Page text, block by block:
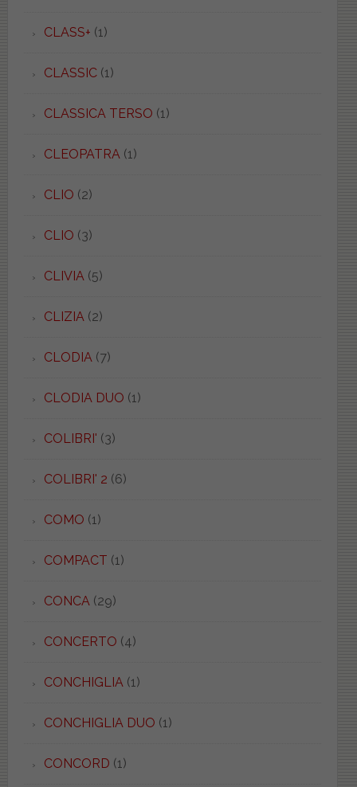
CLASS+ (1)
CLASSIC(1)
CLASSICA TERSO (1)
CLEOPATRA (1)
CLIO (2)
CLIO (3)
CLIVIA (5)
CLIZIA (2)
CLODIA (7)
CLODIA DUO (1)
COLIBRI' (3)
COLIBRI' 2 (6)
COMO (1)
COMPACT (1)
CONCA (29)
CONCERTO (4)
CONCHIGLIA (1)
CONCHIGLIA DUO (1)
CONCORD (1)